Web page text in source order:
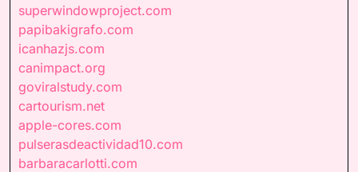
superwindowproject.com
papibakigrafo.com
icanhazjs.com
canimpact.org
goviralstudy.com
cartourism.net
apple-cores.com
pulserasdeactividad10.com
barbaracarlotti.com